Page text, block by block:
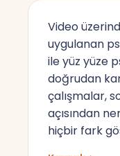
Video
uygulanan
ile yüz yüze
doğrudan
çalışmalar,
açısından
hiçbir fark